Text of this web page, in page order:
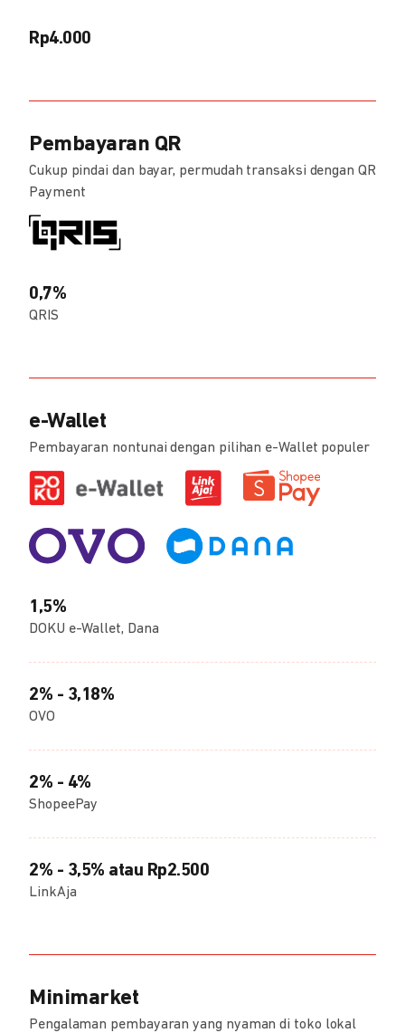
Rp4.000
Pembayaran QR
Cukup pindai dan bayar, permudah transaksi dengan QR
Payment
0,7%
QRIS
e-Wallet
Pembayaran nontunai dengan pilihan e-Wallet populer
1,5%
DOKU e-Wallet, Dana
2% - 3,18%
OVO
2% - 4%
ShopeePay
2% - 3,5% atau Rp2.500
LinkAja
Minimarket
Pengalaman pembayaran yang nyaman di toko lokal